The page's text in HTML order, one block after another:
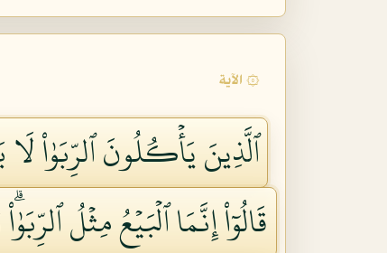
۞ الآية
ٱلَّذِينَ يَأۡكُلُونَ ٱلرِّبَوٰاْ
قَالُوٓاْ إِنَّمَا ٱلۡبَيۡعُ مِثۡلُ